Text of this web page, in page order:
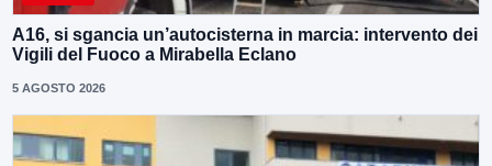
A16, si sgancia un’autocisterna in marcia: intervento dei
Vigili del Fuoco a Mirabella Eclano
5 AGOSTO 2026